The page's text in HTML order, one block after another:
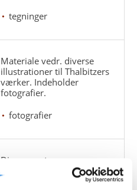
tegninger
Materiale vedr. diverse
illustrationer til Thalbitzers
værker. Indeholder
fotografier.
fotografier
Diverse noter om
Grønlands-forskningen.